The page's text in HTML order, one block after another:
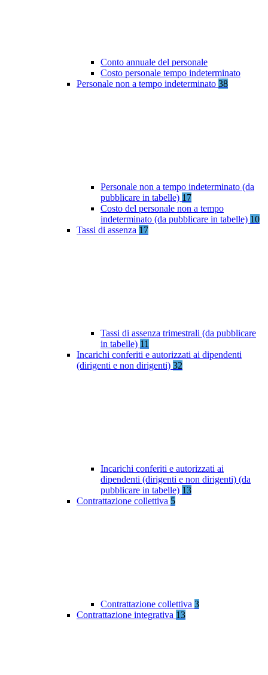
Conto annuale del personale
Costo personale tempo indeterminato
Personale non a tempo indeterminato 38
Personale non a tempo indeterminato (da
pubblicare in tabelle) 17
Costo del personale non a tempo
indeterminato (da pubblicare in tabelle) 10
Tassi di assenza 17
Tassi di assenza trimestrali (da pubblicare
in tabelle) 11
Incarichi conferiti e autorizzati ai dipendenti
(dirigenti e non dirigenti) 32
Incarichi conferiti e autorizzati ai
dipendenti (dirigenti e non dirigenti) (da
pubblicare in tabelle) 13
Contrattazione collettiva 5
Contrattazione collettiva 3
Contrattazione integrativa 13